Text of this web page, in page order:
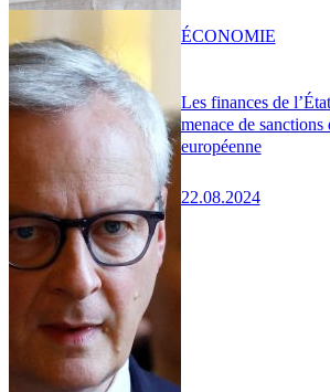
Les finances de
menace de
européenne
22.08.2024
ÉCONOMIE